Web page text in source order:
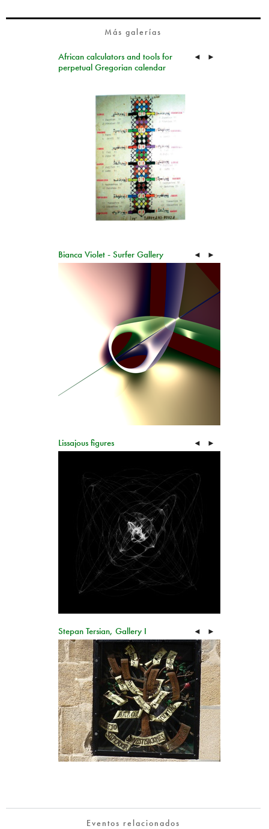
Más galerías
African calculators and tools for
perpetual Gregorian calendar
◄ ►
Bianca Violet - Surfer Gallery ◄ ►
Lissajous figures ◄ ►
Stepan Tersian, Gallery I ◄ ►
Eventos relacionados